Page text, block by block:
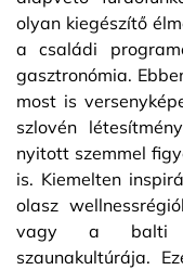
olyan kiegészítő
a családi
gasztronómia.
most is
szlovén
nyitott szemmel
is. Kiemelten
olasz
vagy a balti
szaunakultúrája.